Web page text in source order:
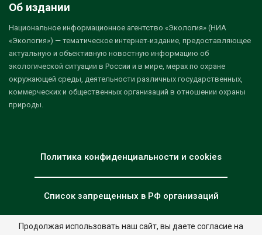
Об издании
Национальное информационное агентство «Экология» (НИА
«Экология») — тематическое интернет-издание, предоставляющее
актуальную и объективную новостную информацию об
экологической ситуации в России и в мире, мерах по охране
окружающей среды, деятельности различных государственных,
коммерческих и общественных организаций в отношении охраны
природы.
Политика конфиденциальности и cookies
Список запрещенных в РФ организаций
Продолжая использовать наш сайт, вы даете согласие на